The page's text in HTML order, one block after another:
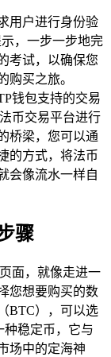
用户进行身份验
，一步一步地完
考试，以确保您
购买之旅。
钱包支持的交易
币交易平台进行
桥梁，您可以通
的方式，将法币
会像流水一样自
骤
面，就像走进一
您想要购买的数
BTC），可以选
种稳定币，它与
场中的定海神